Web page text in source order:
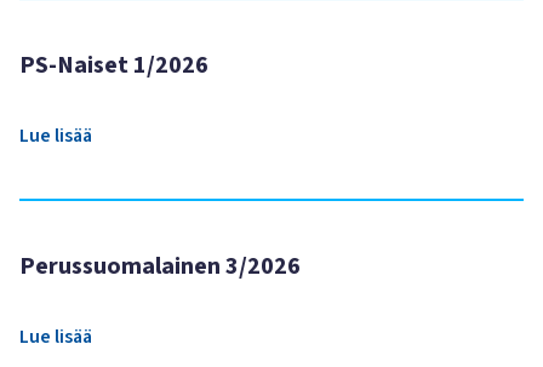
PS-Naiset 1/2026
Lue lisää
Perussuomalainen 3/2026
Lue lisää